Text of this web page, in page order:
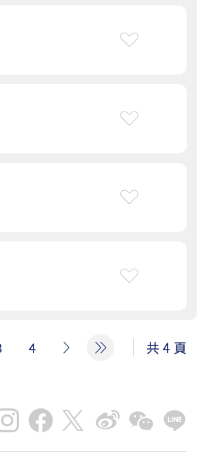
4 共 4 頁